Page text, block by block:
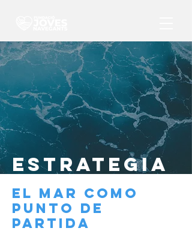
ESTRATEGIA
EL MAR COMO
PUNTO DE
PARTIDA